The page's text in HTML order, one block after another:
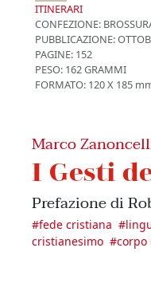
ITINERARI
CONFEZIONE:
PUBBLICAZIONE:
PAGINE: 152
PESO: 162 GRAMMI
FORMATO: 120 X 185
Marco
I Gesti
Prefazione di
#fede cristiana #
cristianesimo #corpo